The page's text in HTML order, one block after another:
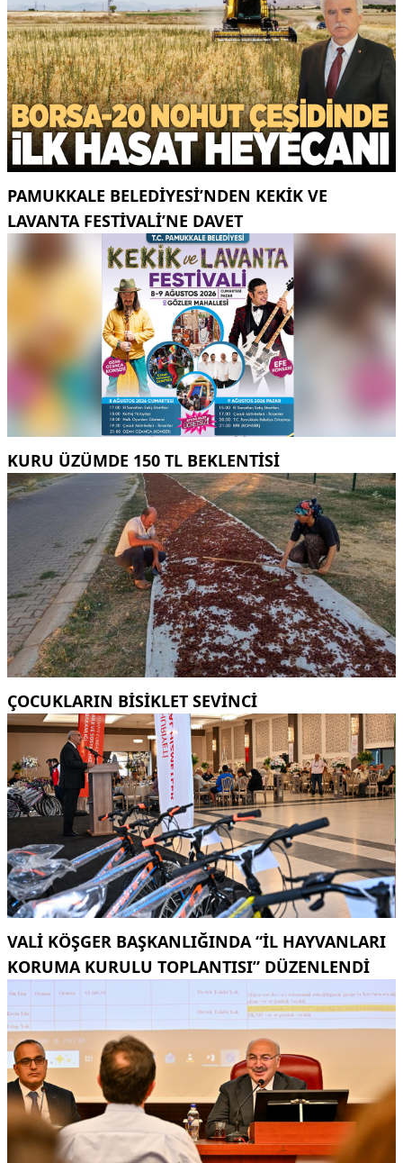
PAMUKKALE BELEDIYESI’NDEN KEKIK VE
LAVANTA FESTIVALI’NE DAVET
KURU ÜZÜMDE 150 TL BEKLENTISI
ÇOCUKLARIN BISIKLET SEVINCI
VALI KÖŞGER BAŞKANLIĞINDA “İL HAYVANLARI
KORUMA KURULU TOPLANTISI” DÜZENLENDI